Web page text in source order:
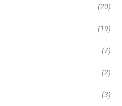
(20)
(19)
(7)
(2)
(3)